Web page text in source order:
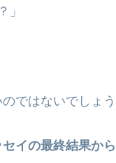
」
ではないでしょう
セイの最終結果か